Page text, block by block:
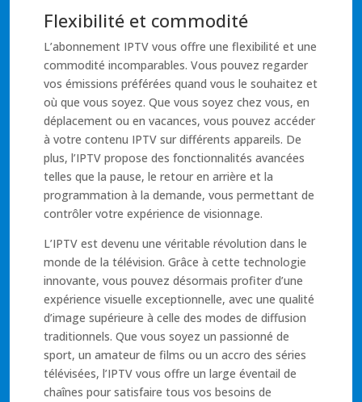
Flexibilité et commodité
L’abonnement IPTV vous offre une flexibilité et une
commodité incomparables. Vous pouvez regarder
vos émissions préférées quand vous le souhaitez et
où que vous soyez. Que vous soyez chez vous, en
déplacement ou en vacances, vous pouvez accéder
à votre contenu IPTV sur différents appareils. De
plus, l’IPTV propose des fonctionnalités avancées
telles que la pause, le retour en arrière et la
programmation à la demande, vous permettant de
contrôler votre expérience de visionnage.
L’IPTV est devenu une véritable révolution dans le
monde de la télévision. Grâce à cette technologie
innovante, vous pouvez désormais profiter d’une
expérience visuelle exceptionnelle, avec une qualité
d’image supérieure à celle des modes de diffusion
traditionnels. Que vous soyez un passionné de
sport, un amateur de films ou un accro des séries
télévisées, l’IPTV vous offre un large éventail de
chaînes pour satisfaire tous vos besoins de